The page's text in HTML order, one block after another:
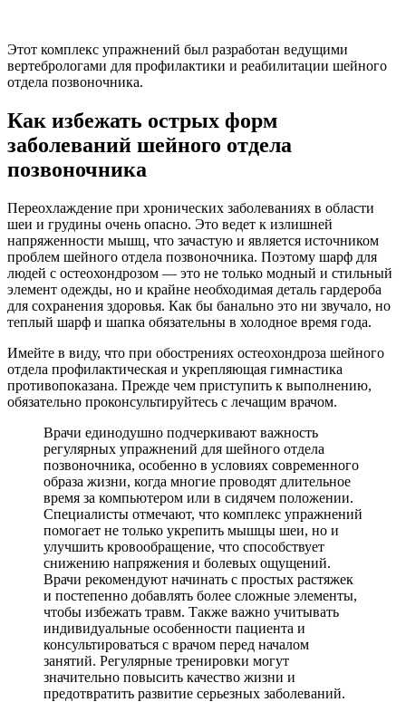
Этот комплекс упражнений был разработан ведущими
вертебрологами для профилактики и реабилитации шейного
отдела позвоночника.
Как избежать острых форм
заболеваний шейного отдела
позвоночника
Переохлаждение при хронических заболеваниях в области
шеи и грудины очень опасно. Это ведет к излишней
напряженности мышц, что зачастую и является источником
проблем шейного отдела позвоночника. Поэтому шарф для
людей с остеохондрозом — это не только модный и стильный
элемент одежды, но и крайне необходимая деталь гардероба
для сохранения здоровья. Как бы банально это ни звучало, но
теплый шарф и шапка обязательны в холодное время года.
Имейте в виду, что при обострениях остеохондроза шейного
отдела профилактическая и укрепляющая гимнастика
противопоказана. Прежде чем приступить к выполнению,
обязательно проконсультируйтесь с лечащим врачом.
Врачи единодушно подчеркивают важность
регулярных упражнений для шейного отдела
позвоночника, особенно в условиях современного
образа жизни, когда многие проводят длительное
время за компьютером или в сидячем положении.
Специалисты отмечают, что комплекс упражнений
помогает не только укрепить мышцы шеи, но и
улучшить кровообращение, что способствует
снижению напряжения и болевых ощущений.
Врачи рекомендуют начинать с простых растяжек
и постепенно добавлять более сложные элементы,
чтобы избежать травм. Также важно учитывать
индивидуальные особенности пациента и
консультироваться с врачом перед началом
занятий. Регулярные тренировки могут
значительно повысить качество жизни и
предотвратить развитие серьезных заболеваний.